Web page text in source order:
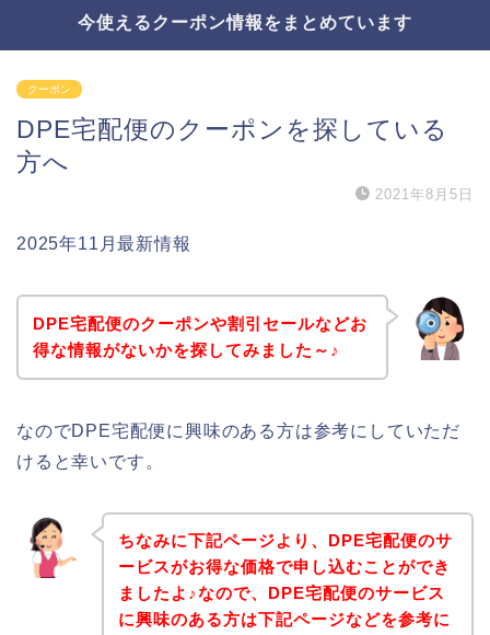
今使えるクーポン情報をまとめています
クーポン
DPE宅配便のクーポンを探している
方へ
2021年8月5日
2025年11月最新情報
DPE宅配便のクーポンや割引セールなどお
得な情報がないかを探してみました～♪
なのでDPE宅配便に興味のある方は参考にしていただ
けると幸いです。
ちなみに下記ページより、DPE宅配便のサ
ービスがお得な価格で申し込むことができ
ましたよ♪なので、DPE宅配便のサービス
に興味のある方は下記ページなどを参考に